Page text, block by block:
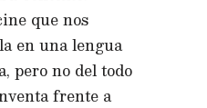
que nos
en una lengua
pero no del todo
frente a